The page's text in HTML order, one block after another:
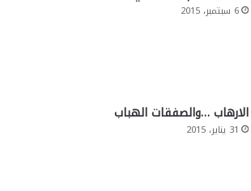
6 سبتمبر، 2015
الارهاب …والصفقات الهباب
31 يناير، 2015